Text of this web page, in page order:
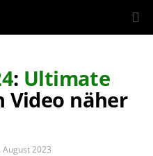
: Ultimate
Video näher
August 2023